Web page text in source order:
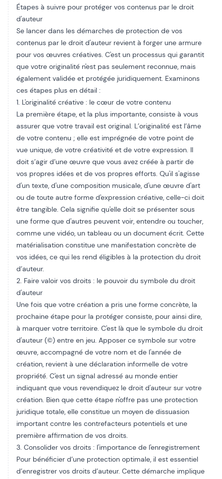
Étapes à suivre pour protéger vos contenus par le droit
d'auteur
Se lancer dans les démarches de protection de vos
contenus par le droit d'auteur revient à forger une armure
pour vos œuvres créatives. C'est un processus qui garantit
que votre originalité n'est pas seulement reconnue, mais
également validée et protégée juridiquement. Examinons
ces étapes plus en détail :
1. L'originalité créative : le cœur de votre contenu
La première étape, et la plus importante, consiste à vous
assurer que votre travail est original. L’originalité est l’âme
de votre contenu ; elle est imprégnée de votre point de
vue unique, de votre créativité et de votre expression. Il
doit s’agir d’une œuvre que vous avez créée à partir de
vos propres idées et de vos propres efforts. Qu'il s'agisse
d'un texte, d'une composition musicale, d'une œuvre d'art
ou de toute autre forme d'expression créative, celle-ci doit
être tangible. Cela signifie qu'elle doit se présenter sous
une forme que d'autres peuvent voir, entendre ou toucher,
comme une vidéo, un tableau ou un document écrit. Cette
matérialisation constitue une manifestation concrète de
vos idées, ce qui les rend éligibles à la protection du droit
d’auteur.
2. Faire valoir vos droits : le pouvoir du symbole du droit
d'auteur
Une fois que votre création a pris une forme concrète, la
prochaine étape pour la protéger consiste, pour ainsi dire,
à marquer votre territoire. C'est là que le symbole du droit
d'auteur (©) entre en jeu. Apposer ce symbole sur votre
œuvre, accompagné de votre nom et de l'année de
création, revient à une déclaration informelle de votre
propriété. C'est un signal adressé au monde entier
indiquant que vous revendiquez le droit d'auteur sur votre
création. Bien que cette étape n'offre pas une protection
juridique totale, elle constitue un moyen de dissuasion
important contre les contrefacteurs potentiels et une
première affirmation de vos droits.
3. Consolider vos droits : l'importance de l'enregistrement
Pour bénéficier d’une protection optimale, il est essentiel
d’enregistrer vos droits d’auteur. Cette démarche implique